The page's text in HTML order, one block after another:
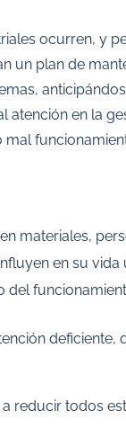
ocurren, y
un plan de
en la
materiales,
en su vida
reducir todos